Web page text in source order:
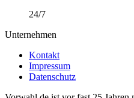
24/7
Unternehmen
Kontakt
Impressum
Datenschutz